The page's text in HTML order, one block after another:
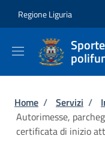
Regione Liguria
Briciole di
Home / Servizi /
Autorimesse,
certificata di inizio